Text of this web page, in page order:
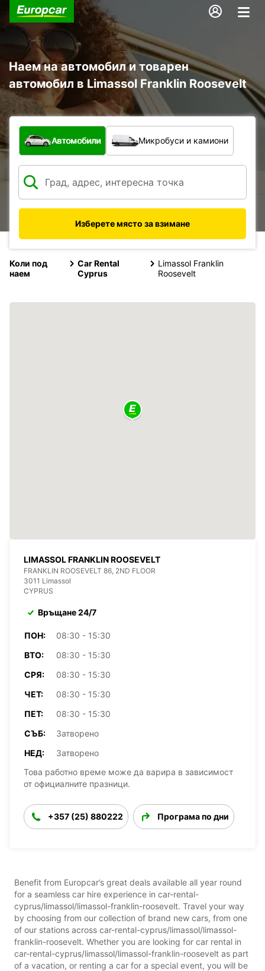
Наем на автомобил и товарен
автомобил в Limassol Franklin Roosevelt
С какво превозно средство?
Автомобили Микробуси и камиони
Изберете място за взимане
Коли под
наем
Car Rental
Cyprus
Limassol Franklin
Roosevelt
LIMASSOL FRANKLIN ROOSEVELT
FRANKLIN ROOSEVELT 86, 2ND FLOOR
3011 Limassol
CYPRUS
Връщане 24/7
ПОН:
08:30 - 15:30
ВТО:
08:30 - 15:30
СРЯ:
08:30 - 15:30
ЧЕТ:
08:30 - 15:30
ПЕТ:
08:30 - 15:30
СЪБ:
Затворено
НЕД:
Затворено
Това работно време може да варира в зависимост
от официалните празници.
+357 (25) 880222 Програма по дни
Benefit from Europcar’s great deals available all year round
for a seamless car hire experience in car-rental-
cyprus/limassol/limassol-franklin-roosevelt. Travel your way
by choosing from our collection of brand new cars, from one
of our stations across car-rental-cyprus/limassol/limassol-
franklin-roosevelt. Whether you are looking for car rental in
car-rental-cyprus/limassol/limassol-franklin-roosevelt as part
of a vacation, or renting a car for a special event, you will be